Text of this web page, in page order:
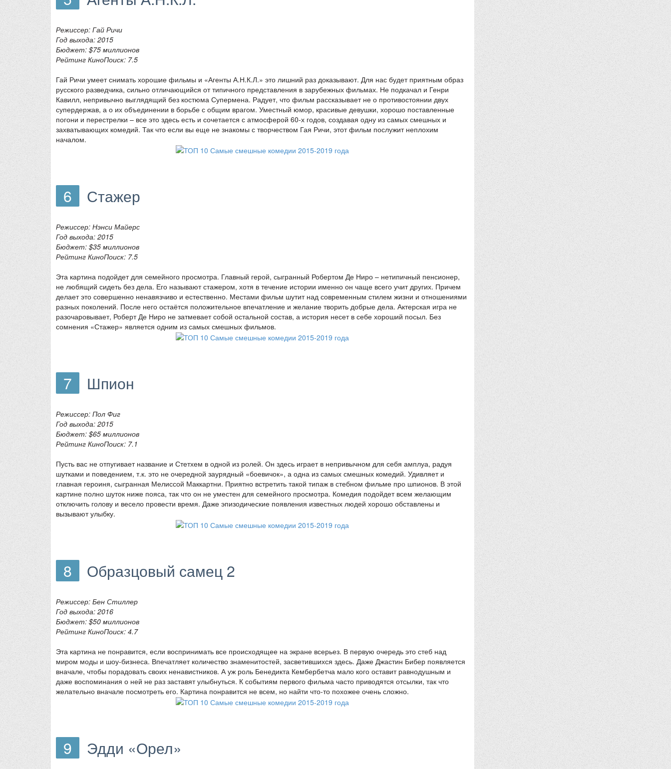
Режиссер: Гай Ричи
Год выхода: 2015
Бюджет: $75 миллионов
Рейтинг КиноПоиск: 7.5
Гай Ричи умеет снимать хорошие фильмы и «Агенты А.Н.К.Л.» это лишний раз доказывают. Для нас будет приятным образ
русского разведчика, сильно отличающийся от типичного представления в зарубежных фильмах. Не подкачал и Генри
Кавилл, непривычно выглядящий без костюма Супермена. Радует, что фильм рассказывает не о противостоянии двух
супердержав, а о их объединении в борьбе с общим врагом. Уместный юмор, красивые девушки, хорошо поставленные
погони и перестрелки – все это здесь есть и сочетается с атмосферой 60-х годов, создавая одну из самых смешных и
захватывающих комедий. Так что если вы еще не знакомы с творчеством Гая Ричи, этот фильм послужит неплохим
началом.
6 Стажер
Режиссер: Нэнси Майерс
Год выхода: 2015
Бюджет: $35 миллионов
Рейтинг КиноПоиск: 7.5
Эта картина подойдет для семейного просмотра. Главный герой, сыгранный Робертом Де Ниро – нетипичный пенсионер,
не любящий сидеть без дела. Его называют стажером, хотя в течение истории именно он чаще всего учит других. Причем
делает это совершенно ненавязчиво и естественно. Местами фильм шутит над современным стилем жизни и отношениями
разных поколений. После него остаётся положительное впечатление и желание творить добрые дела. Актерская игра не
разочаровывает, Роберт Де Ниро не затмевает собой остальной состав, а история несет в себе хороший посыл. Без
сомнения «Стажер» является одним из самых смешных фильмов.
7 Шпион
Режиссер: Пол Фиг
Год выхода: 2015
Бюджет: $65 миллионов
Рейтинг КиноПоиск: 7.1
Пусть вас не отпугивает название и Стетхем в одной из ролей. Он здесь играет в непривычном для себя амплуа, радуя
шутками и поведением, т.к. это не очередной заурядный «боевичок», а одна из самых смешных комедий. Удивляет и
главная героиня, сыгранная Мелиссой Маккартни. Приятно встретить такой типаж в стебном фильме про шпионов. В этой
картине полно шуток ниже пояса, так что он не уместен для семейного просмотра. Комедия подойдет всем желающим
отключить голову и весело провести время. Даже эпизодические появления известных людей хорошо обставлены и
вызывают улыбку.
8 Образцовый самец 2
Режиссер: Бен Стиллер
Год выхода: 2016
Бюджет: $50 миллионов
Рейтинг КиноПоиск: 4.7
Эта картина не понравится, если воспринимать все происходящее на экране всерьез. В первую очередь это стеб над
миром моды и шоу-бизнеса. Впечатляет количество знаменитостей, засветившихся здесь. Даже Джастин Бибер появляется
вначале, чтобы порадовать своих ненавистников. А уж роль Бенедикта Кембербетча мало кого оставит равнодушным и
даже воспоминания о ней не раз заставят улыбнуться. К событиям первого фильма часто приводятся отсылки, так что
желательно вначале посмотреть его. Картина понравится не всем, но найти что-то похожее очень сложно.
9 Эдди «Орел»